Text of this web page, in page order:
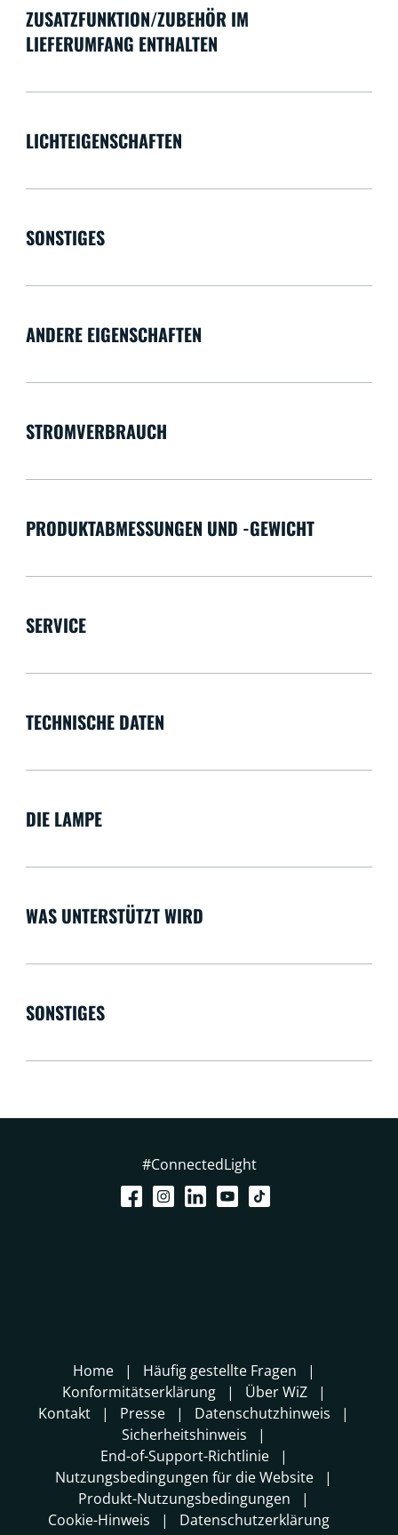
ZUSATZFUNKTION/ZUBEHÖR IM
LIEFERUMFANG ENTHALTEN
LICHTEIGENSCHAFTEN
SONSTIGES
ANDERE EIGENSCHAFTEN
STROMVERBRAUCH
PRODUKTABMESSUNGEN UND -GEWICHT
SERVICE
TECHNISCHE DATEN
DIE LAMPE
WAS UNTERSTÜTZT WIRD
SONSTIGES
#ConnectedLight
Home
Häufig gestellte Fragen
Konformitätserklärung
Über WiZ
Kontakt
Presse
Datenschutzhinweis
Sicherheitshinweis
End-of-Support-Richtlinie
Nutzungsbedingungen für die Website
Produkt-Nutzungsbedingungen
Cookie-Hinweis
Datenschutzerklärung